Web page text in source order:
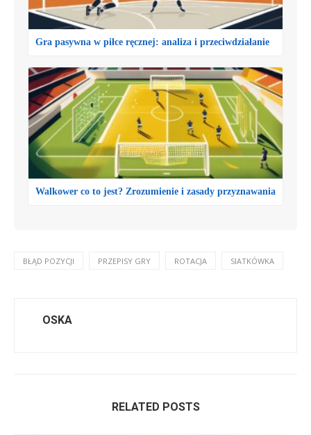
Gra pasywna w piłce ręcznej: analiza i przeciwdziałanie
Walkower co to jest? Zrozumienie i zasady przyznawania
BŁĄD POZYCJI PRZEPISY GRY ROTACJA SIATKÓWKA
OSKA
RELATED POSTS